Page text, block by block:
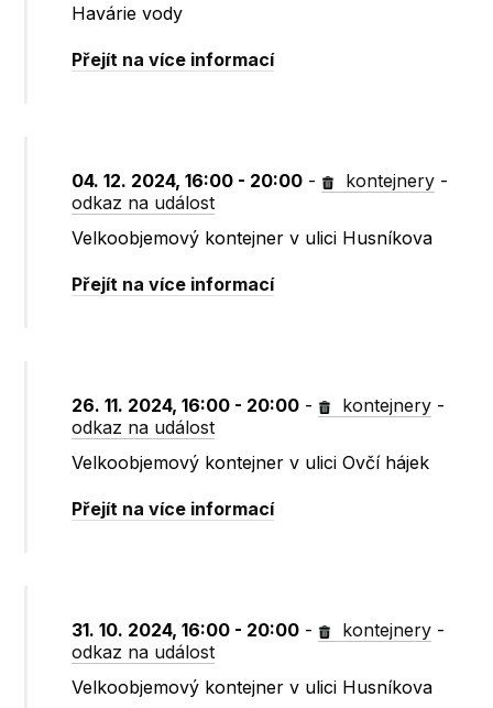
Havárie vody
Přejít na více informací
04. 12. 2024, 16:00 - 20:00 - kontejnery -
odkaz na událost
Velkoobjemový kontejner v ulici Husníkova
Přejít na více informací
26. 11. 2024, 16:00 - 20:00 - kontejnery -
odkaz na událost
Velkoobjemový kontejner v ulici Ovčí hájek
Přejít na více informací
31. 10. 2024, 16:00 - 20:00 - kontejnery -
odkaz na událost
Velkoobjemový kontejner v ulici Husníkova